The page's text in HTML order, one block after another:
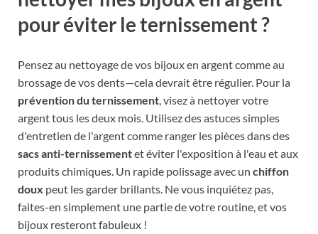
pour éviter le ternissement ?
Pensez au nettoyage de vos bijoux en argent comme au
brossage de vos dents—cela devrait être régulier. Pour la
prévention du ternissement , visez à nettoyer votre
argent tous les deux mois. Utilisez des astuces simples
d'entretien de l'argent comme ranger les pièces dans des
sacs anti-ternissementet éviter l'exposition à l'eau et aux
produits chimiques. Un rapide polissage avec un chiffon
doux peut les garder brillants. Ne vous inquiétez pas,
faites-en simplement une partie de votre routine, et vos
bijoux resteront fabuleux !